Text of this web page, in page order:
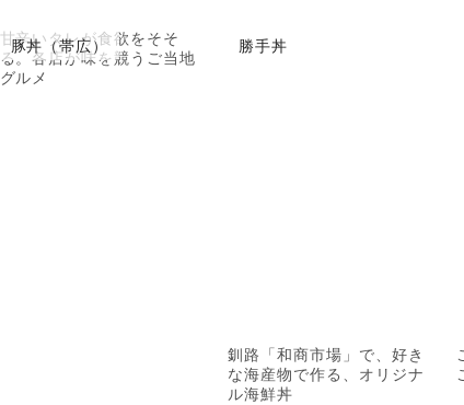
豚丼（帯広）
甘辛いタレが食欲をそそ
る。各店が味を競うご当地
グルメ
勝手丼
釧路「和商市場」で、好き
な海産物で作る、オリジナ
ル海鮮丼